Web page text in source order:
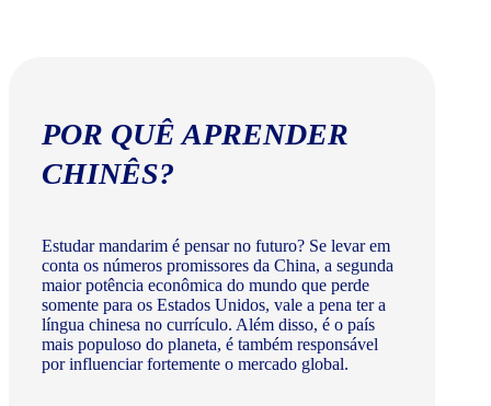
POR QUÊ APRENDER
CHINÊS?
Estudar mandarim é pensar no futuro? Se levar em
conta os números promissores da China, a segunda
maior potência econômica do mundo que perde
somente para os Estados Unidos, vale a pena ter a
língua chinesa no currículo. Além disso, é o país
mais populoso do planeta, é também responsável
por influenciar fortemente o mercado global.